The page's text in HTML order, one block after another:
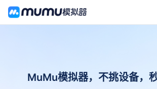
MuMu模拟器，不挑设备，秒